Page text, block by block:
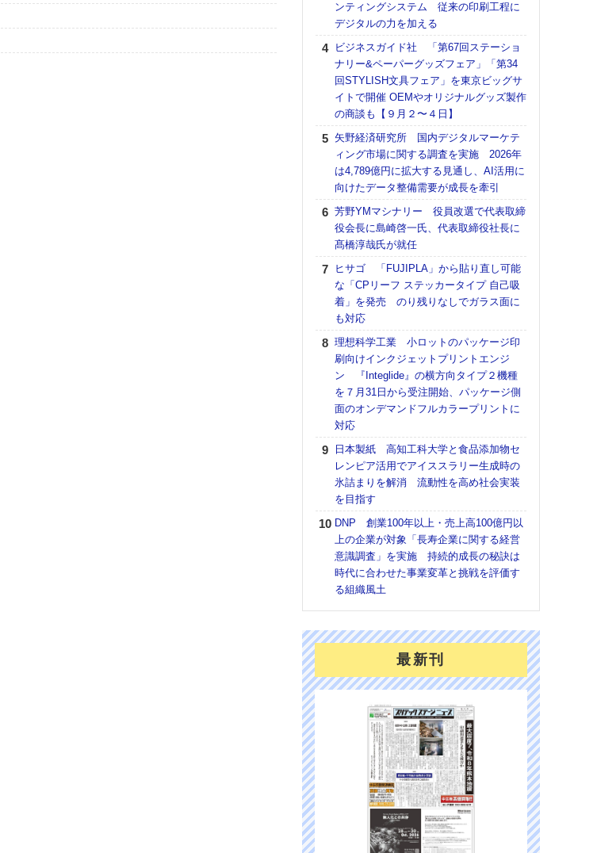
ンティングシステム 従来の印刷工程に
デジタルの力を加える
ビジネスガイド社 「第67回ステーショ
ナリー&ペーパーグッズフェア」「第34
回STYLISH文具フェア」を東京ビッグサ
イトで開催 OEMやオリジナルグッズ製作
の商談も【９月２〜４日】
矢野経済研究所 国内デジタルマーケテ
ィング市場に関する調査を実施 2026年
は4,789億円に拡大する見通し、AI活用に
向けたデータ整備需要が成長を牽引
芳野YMマシナリー 役員改選で代表取締
役会長に島崎啓一氏、代表取締役社長に
髙橋淳哉氏が就任
ヒサゴ 「FUJIPLA」から貼り直し可能
な「CPリーフ ステッカータイプ 自己吸
着」を発売 のり残りなしでガラス面に
も対応
理想科学工業 小ロットのパッケージ印
刷向けインクジェットプリントエンジ
ン 『Integlide』の横方向タイプ２機種
を７月31日から受注開始、パッケージ側
面のオンデマンドフルカラープリントに
対応
日本製紙 高知工科大学と食品添加物セ
レンピア活用でアイススラリー生成時の
氷詰まりを解消 流動性を高め社会実装
を目指す
DNP 創業100年以上・売上高100億円以
上の企業が対象「長寿企業に関する経営
意識調査」を実施 持続的成長の秘訣は
時代に合わせた事業変革と挑戦を評価す
る組織風土
最新刊